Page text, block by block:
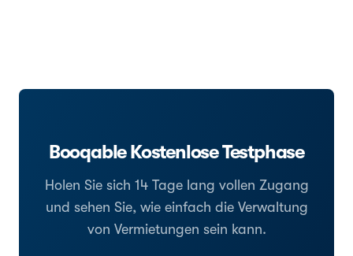
Booqable Kostenlose Testphase
Holen Sie sich 14 Tage lang vollen Zugang
und sehen Sie, wie einfach die Verwaltung
von Vermietungen sein kann.